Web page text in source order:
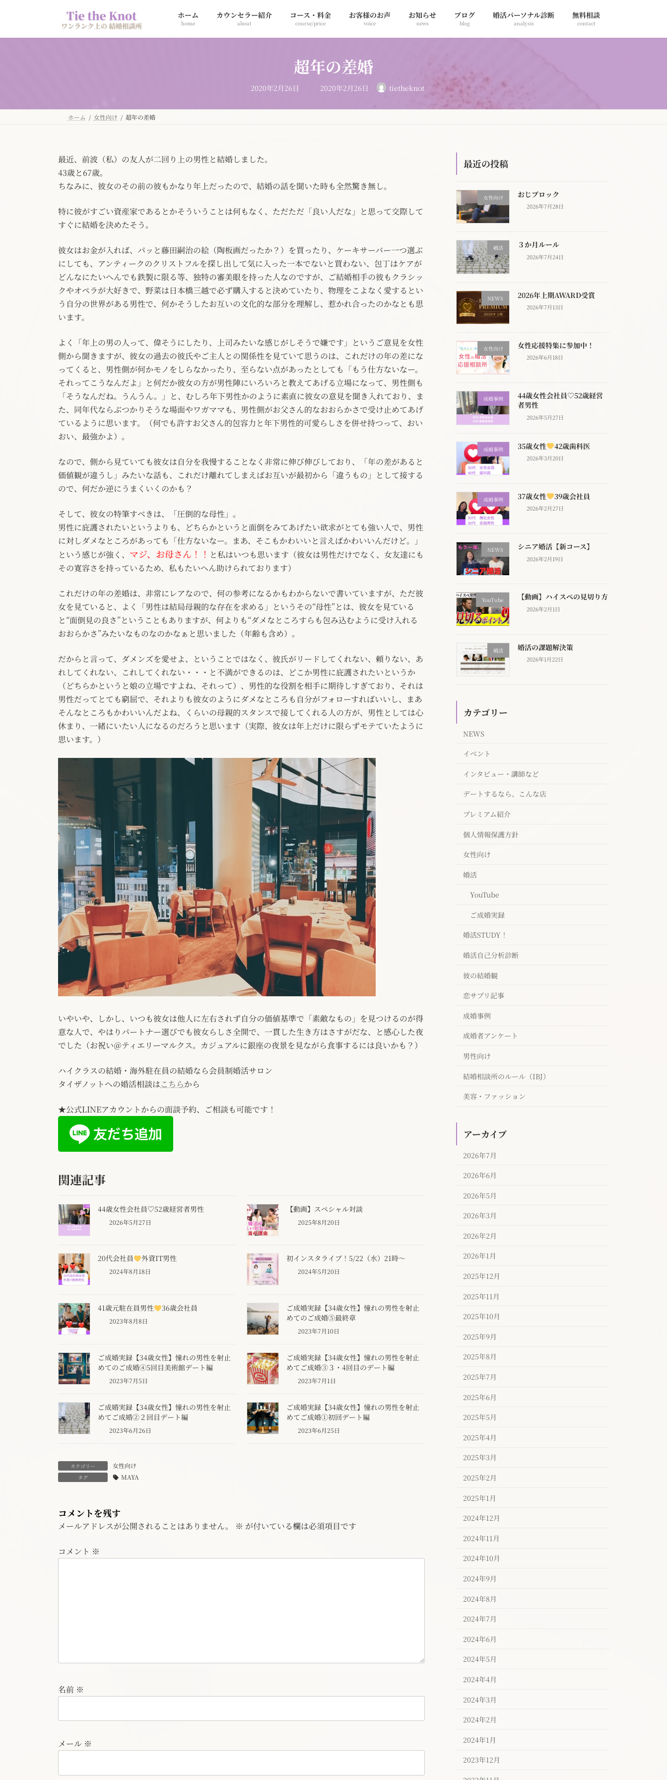
ン
プ
ー
動
ホーム
home
カウンセラー紹介
about
コース・料金
course/price
お客様のお声
voice
お知らせ
news
ブログ
blog
婚活パーソナル診断
analysis
無料相談
contact
超年の差婚
2020年2月26日 最
終
日
2020年2月26日 tietheknot
ホーム 女性向け 超年の差婚
最近、前波（私）の友人が二回り上の男性と結婚しました。
43歳と67歳。
ちなみに、彼女のその前の彼もかなり年上だったので、結婚の話を聞いた時も全然驚き無し。
特に彼がすごい資産家であるとかそういうことは何もなく、ただただ「良い人だな」と思って交際して
すぐに結婚を決めたそう。
彼女はお金が入れば、パッと藤田嗣治の絵（陶板画だったか？）を買ったり、ケーキサーバー一つ選ぶ
にしても、アンティークのクリストフルを探し出して気に入った一本でないと買わない、包丁はケアが
どんなにたいへんでも鉄製に限る等、独特の審美眼を持った人なのですが、ご結婚相手の彼もクラシッ
クやオペラが大好きで、野菜は日本橋三越で必ず購入すると決めていたり、物理をこよなく愛するとい
う自分の世界がある男性で、何かそうしたお互いの文化的な部分を理解し、惹かれ合ったのかなとも思
います。
よく「年上の男の人って、偉そうにしたり、上司みたいな感じがしそうで嫌です」というご意見を女性
側から聞きますが、彼女の過去の彼氏やご主人との関係性を見ていて思うのは、これだけの年の差にな
ってくると、男性側が何かモノをしらなかったり、至らない点があったとしても「もう仕方ないなー。
それってこうなんだよ」と何だか彼女の方が男性陣にいろいろと教えてあげる立場になって、男性側も
「そうなんだね。うんうん。」と、むしろ年下男性かのように素直に彼女の意見を聞き入れており、ま
た、同年代ならぶつかりそうな場面やワガママも、男性側がお父さん的なおおらかさで受け止めてあげ
ているように思います。（何でも許すお父さん的包容力と年下男性的可愛らしさを併せ持つって、おい
おい、最強かよ）。
なので、側から見ていても彼女は自分を我慢することなく非常に伸び伸びしており、「年の差があると
価値観が違うし」みたいな話も、これだけ離れてしまえばお互いが最初から「違うもの」として接する
ので、何だか逆にうまくいくのかも？
そして、彼女の特筆すべきは、「圧倒的な母性」。
男性に庇護されたいというよりも、どちらかというと面倒をみてあげたい欲求がとても強い人で、男性
に対しダメなところがあっても「仕方ないなー。まあ、そこもかわいいと言えばかわいいんだけど。」
という感じが強く、 マジ、お母さん！！ と私はいつも思います（彼女は男性だけでなく、女友達にも
その寛容さを持っているため、私もたいへん助けられております）
これだけの年の差婚は、非常にレアなので、何の参考になるかもわからないで書いていますが、ただ彼
女を見ていると、よく「男性は結局母親的な存在を求める」というその“母性”とは、彼女を見ている
と“面倒見の良さ”ということもありますが、何よりも“ダメなところすらも包み込むように受け入れる
おおらかさ”みたいなものなのかなぁと思いました（年齢も含め）。
だからと言って、ダメンズを愛せよ、ということではなく、彼氏がリードしてくれない、頼りない、あ
れしてくれない、これしてくれない・・・と不満ができるのは、どこか男性に庇護されたいというか
（どちらかというと娘の立場ですよね、それって）、男性的な役割を相手に期待しすぎており、それは
男性だってとても窮屈で、それよりも彼女のようにダメなところも自分がフォローすればいいし、まあ
そんなところもかわいいんだよね、くらいの母親的スタンスで接してくれる人の方が、男性としては心
休まり、一緒にいたい人になるのだろうと思います（実際、彼女は年上だけに限らずモテていたように
思います。）
いやいや、しかし、いつも彼女は他人に左右されず自分の価値基準で「素敵なもの」を見つけるのが得
意な人で、やはりパートナー選びでも彼女らしさ全開で、一貫した生き方はさすがだな、と感心した夜
でした（お祝い＠ティエリーマルクス。カジュアルに銀座の夜景を見ながら食事するには良いかも？）
ハイクラスの結婚・海外駐在員の結婚なら会員制婚活サロン
タイザノットへの婚活相談はこちらから
★公式LINEアカウントからの面談予約、ご相談も可能です！
関連記事
44歳女性会社員♡52歳経営者男性
2026年5月27日
【動画】スペシャル対談
2025年8月20日
20代会社員 外資IT男性
2024年8月18日
初インスタライブ！5/22（水）21時～
2024年5月20日
41歳元駐在員男性 36歳会社員
2023年8月8日
ご成婚実録【34歳女性】憧れの男性を射止
めてのご成婚⑤最終章
2023年7月10日
ご成婚実録【34歳女性】憧れの男性を射止
めてのご成婚④5回目美術館デート編
2023年7月5日
ご成婚実録【34歳女性】憧れの男性を射止
めてご成婚③３・4回目のデート編
2023年7月1日
ご成婚実録【34歳女性】憧れの男性を射止
めてご成婚②２回目デート編
2023年6月26日
ご成婚実録【34歳女性】憧れの男性を射止
めてご成婚①初回デート編
2023年6月25日
カテゴリー 女性向け
タグ MAYA
コメントを残す
メールアドレスが公開されることはありません。 ※ が付いている欄は必須項目です
コメント ※
名前 ※
メール ※
最近の投稿
女性向け おじブロック
2026年7月28日
婚活 ３か月ルール
2026年7月24日
NEWS 2026年上期AWARD受賞
2026年7月13日
女性向け 女性応援特集に参加中！
2026年6月18日
成婚事例
44歳女性会社員♡52歳経営
者男性
2026年5月27日
成婚事例 35歳女性 42歳歯科医
2026年3月20日
成婚事例 37歳女性 39歳会社員
2026年2月27日
NEWS シニア婚活【新コース】
2026年2月19日
YouTube 【動画】ハイスぺの見切り方
2026年2月1日
婚活 婚活の課題解決策
2026年1月22日
カテゴリー
NEWS
イベント
インタビュー・講師など
デートするなら、こんな店
プレミアム紹介
個人情報保護方針
女性向け
婚活
YouTube
ご成婚実録
婚活STUDY！
婚活自己分析診断
彼の結婚観
恋サプリ記事
成婚事例
成婚者アンケート
男性向け
結婚相談所のルール（IBJ）
美容・ファッション
アーカイブ
2026年7月
2026年6月
2026年5月
2026年3月
2026年2月
2026年1月
2025年12月
2025年11月
2025年10月
2025年9月
2025年8月
2025年7月
2025年6月
2025年5月
2025年4月
2025年3月
2025年2月
2025年1月
2024年12月
2024年11月
2024年10月
2024年9月
2024年8月
2024年7月
2024年6月
2024年5月
2024年4月
2024年3月
2024年2月
2024年1月
2023年12月